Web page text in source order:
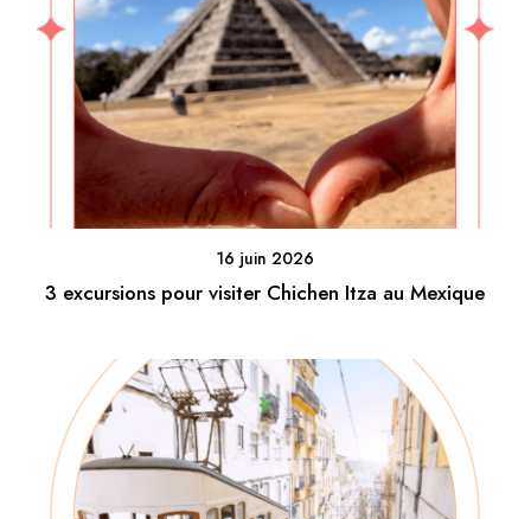
16 juin 2026
3 excursions pour visiter Chichen Itza au Mexique